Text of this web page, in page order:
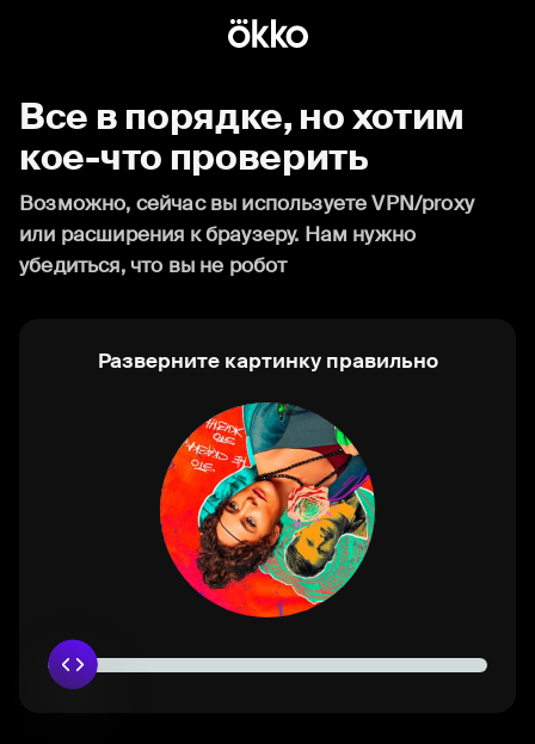
Все в порядке, но хотим
кое-что проверить
Возможно, сейчас вы используете VPN/proxy
или расширения к браузеру. Нам нужно
убедиться, что вы не робот
Разверните картинку правильно